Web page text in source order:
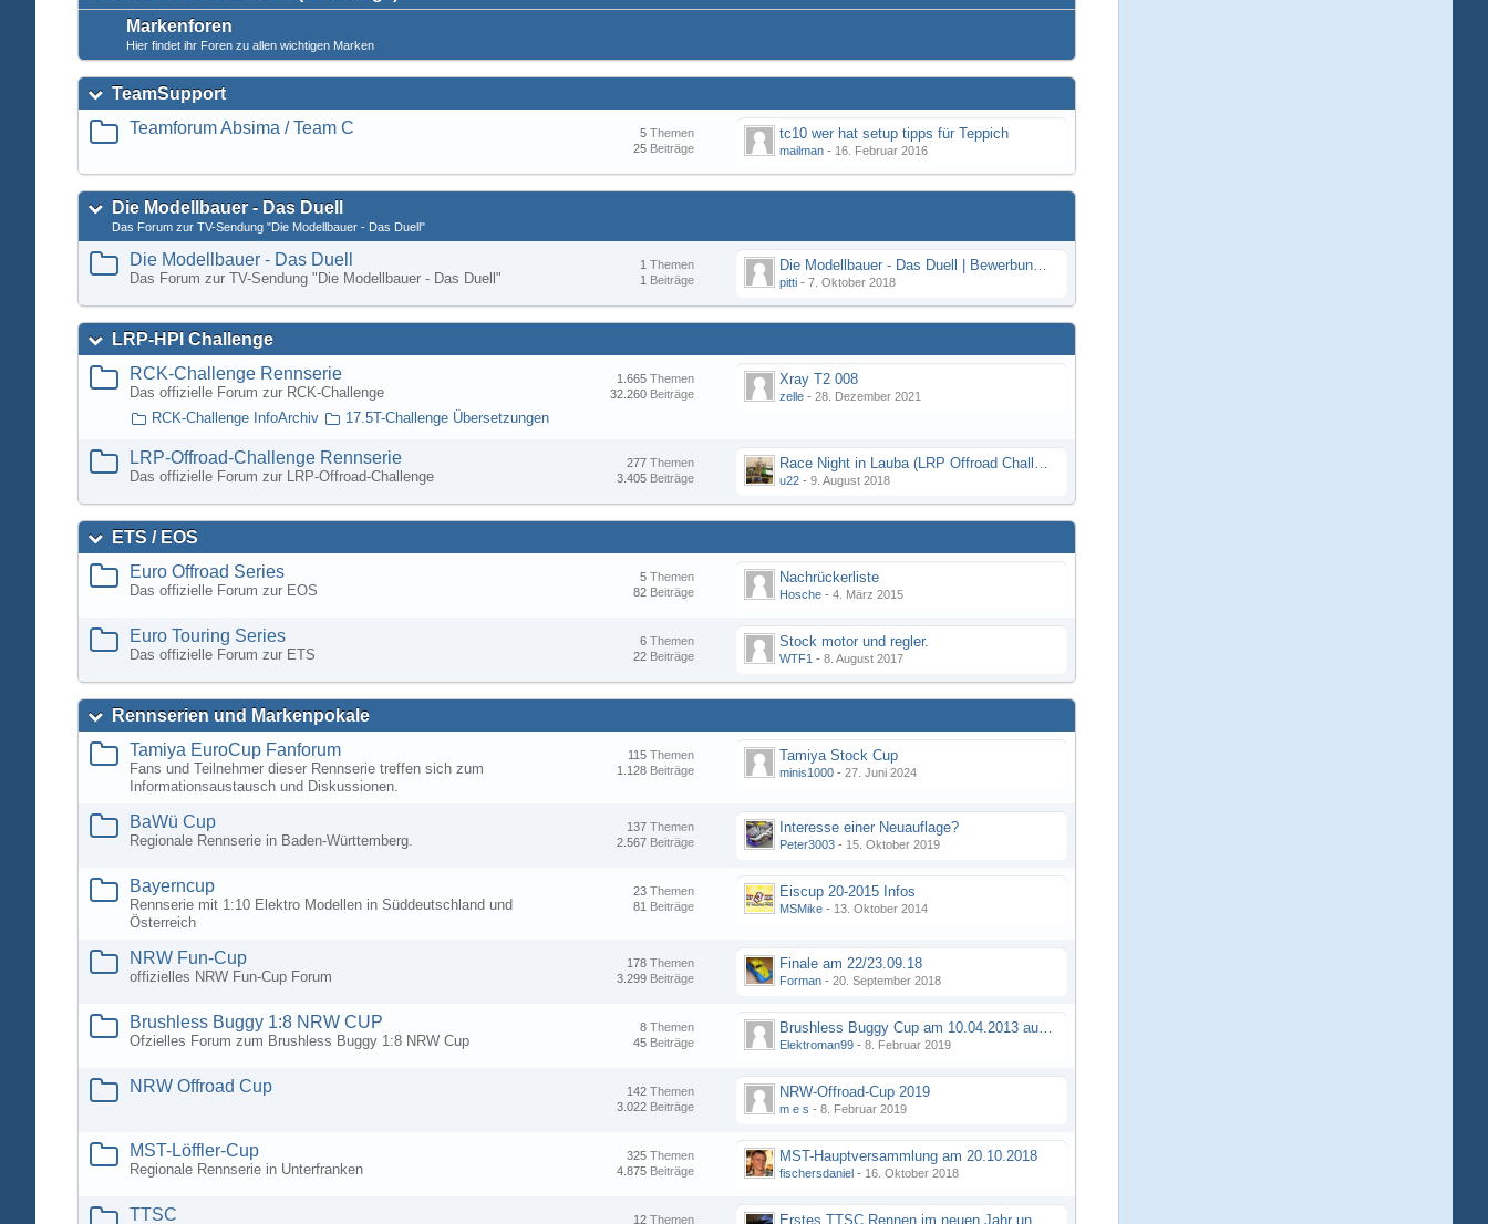
Markenforen
Hier findet ihr Foren zu allen wichtigen Marken
TeamSupport
Teamforum Absima / Team C
Themen
5
Beiträge
25
tc10 wer hat setup tipps für Teppich
mailman - 16. Februar 2016
Die Modellbauer - Das Duell
Das Forum zur TV-Sendung "Die Modellbauer - Das Duell"
Die Modellbauer - Das Duell
Das Forum zur TV-Sendung "Die Modellbauer - Das Duell"
Themen
1
Beiträge
1
Die Modellbauer - Das Duell | Bewerbung für neue Staffel bei DMAX *Werbung*
pitti - 7. Oktober 2018
LRP-HPI Challenge
RCK-Challenge Rennserie
Das offizielle Forum zur RCK-Challenge
Themen
1.665
Beiträge
32.260
Xray T2 008
zelle - 28. Dezember 2021
RCK-Challenge InfoArchiv 17.5T-Challenge Übersetzungen
LRP-Offroad-Challenge Rennserie
Das offizielle Forum zur LRP-Offroad-Challenge
Themen
277
Beiträge
3.405
Race Night in Lauba (LRP Offroad Challenge und freie Klassen) 25/26.08
u22 - 9. August 2018
ETS / EOS
Euro Offroad Series
Das offizielle Forum zur EOS
Themen
5
Beiträge
82
Nachrückerliste
Hosche - 4. März 2015
Euro Touring Series
Das offizielle Forum zur ETS
Themen
6
Beiträge
22
Stock motor und regler.
WTF1 - 8. August 2017
Rennserien und Markenpokale
Tamiya EuroCup Fanforum
Fans und Teilnehmer dieser Rennserie treffen sich zum
Informationsaustausch und Diskussionen.
Themen
115
Beiträge
1.128
Tamiya Stock Cup
minis1000 - 27. Juni 2024
BaWü Cup
Regionale Rennserie in Baden-Württemberg.
Themen
137
Beiträge
2.567
Interesse einer Neuauflage?
Peter3003 - 15. Oktober 2019
Bayerncup
Rennserie mit 1:10 Elektro Modellen in Süddeutschland und
Österreich
Themen
23
Beiträge
81
Eiscup 20-2015 Infos
MSMike - 13. Oktober 2014
NRW Fun-Cup
offizielles NRW Fun-Cup Forum
Themen
178
Beiträge
3.299
Finale am 22/23.09.18
Forman - 20. September 2018
Brushless Buggy 1:8 NRW CUP
Ofzielles Forum zum Brushless Buggy 1:8 NRW Cup
Themen
8
Beiträge
45
Brushless Buggy Cup am 10.04.2013 auf der Intermodellbau in Dortmund
Elektroman99 - 8. Februar 2019
NRW Offroad Cup Themen
142
Beiträge
3.022
NRW-Offroad-Cup 2019
m e s - 8. Februar 2019
MST-Löffler-Cup
Regionale Rennserie in Unterfranken
Themen
325
Beiträge
4.875
MST-Hauptversammlung am 20.10.2018
fischersdaniel - 16. Oktober 2018
TTSC Themen
12